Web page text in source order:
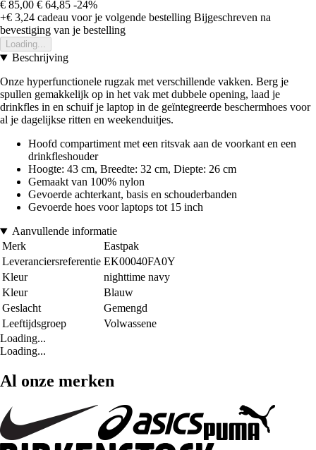
€ 85,00 € 64,85 -24%
+€ 3,24 cadeau voor je volgende bestelling Bijgeschreven na
bevestiging van je bestelling
Loading...
Beschrijving
Onze hyperfunctionele rugzak met verschillende vakken. Berg je
spullen gemakkelijk op in het vak met dubbele opening, laad je
drinkfles in en schuif je laptop in de geïntegreerde beschermhoes voor
al je dagelijkse ritten en weekenduitjes.
Hoofd compartiment met een ritsvak aan de voorkant en een
drinkfleshouder
Hoogte: 43 cm, Breedte: 32 cm, Diepte: 26 cm
Gemaakt van 100% nylon
Gevoerde achterkant, basis en schouderbanden
Gevoerde hoes voor laptops tot 15 inch
Aanvullende informatie
Merk
Eastpak
Leveranciersreferentie EK00040FA0Y
Kleur
nighttime navy
Kleur
Blauw
Geslacht
Gemengd
Leeftijdsgroep
Volwassene
Loading...
Loading...
Al onze merken